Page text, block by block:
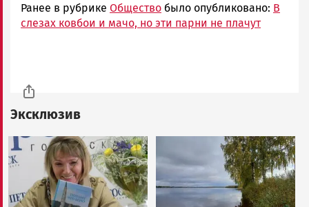
Ранее в рубрике Общество было опубликовано: В
слезах ковбои и мачо, но эти парни не плачут
Эксклюзив
Image